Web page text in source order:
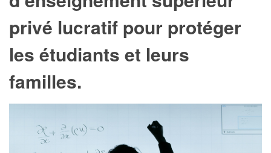
privé lucratif pour protéger
les étudiants et leurs
familles.